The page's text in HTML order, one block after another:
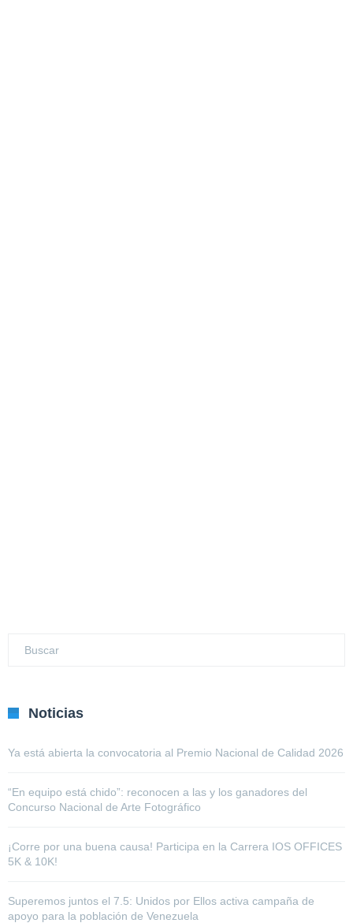
Noticias
Ya está abierta la convocatoria al Premio Nacional de Calidad 2026
“En equipo está chido”: reconocen a las y los ganadores del
Concurso Nacional de Arte Fotográfico
¡Corre por una buena causa! Participa en la Carrera IOS OFFICES
5K & 10K!
Superemos juntos el 7.5: Unidos por Ellos activa campaña de
apoyo para la población de Venezuela